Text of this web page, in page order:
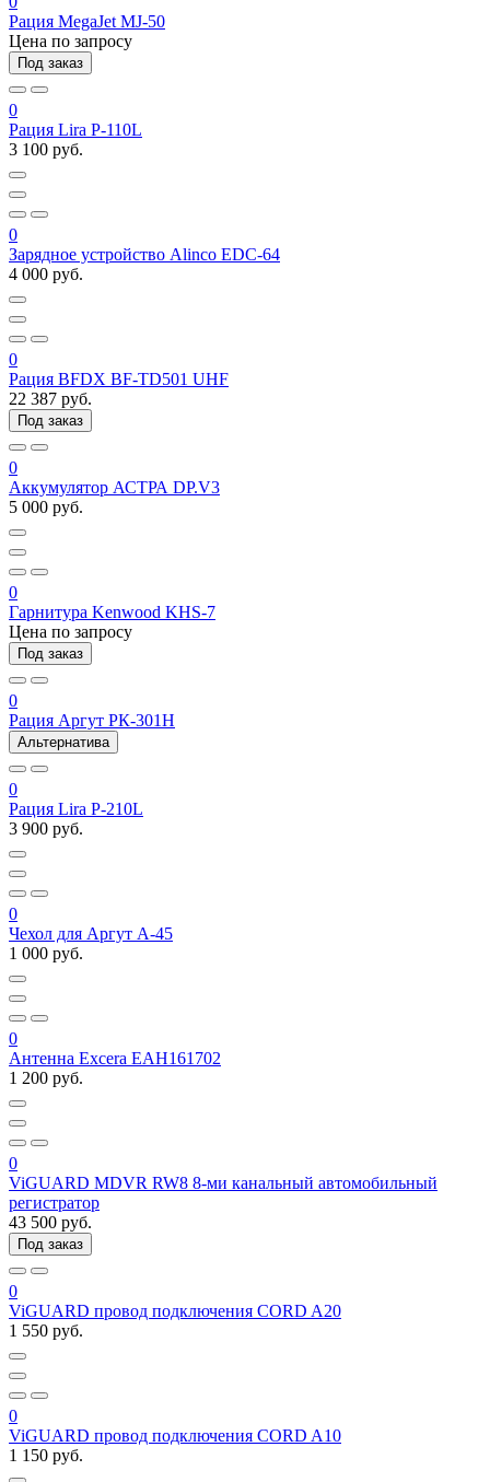
Рация MegaJet MJ-50
Цена по запросу
Под заказ
0
Рация Lira P-110L
3 100 руб.
0
Зарядное устройство Alinco EDC-64
4 000 руб.
0
Рация BFDX BF-TD501 UHF
22 387 руб.
Под заказ
0
Аккумулятор АСТРА DP.V3
5 000 руб.
0
Гарнитура Kenwood KHS-7
Цена по запросу
Под заказ
0
Рация Аргут РК-301Н
Альтернатива
0
Рация Lira P-210L
3 900 руб.
0
Чехол для Аргут А-45
1 000 руб.
0
Антенна Excera EAH161702
1 200 руб.
0
ViGUARD MDVR RW8 8-ми канальный автомобильный
регистратор
43 500 руб.
Под заказ
0
ViGUARD провод подключения CORD A20
1 550 руб.
0
ViGUARD провод подключения CORD A10
1 150 руб.